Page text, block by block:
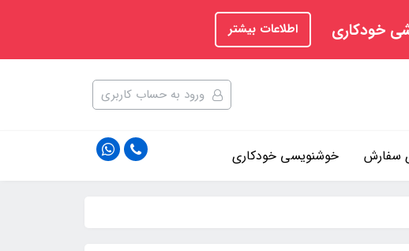
خودکاری اطلاعات بیشتر
ورود به حساب کاربری
سفارش خوشنویسی خودکاری